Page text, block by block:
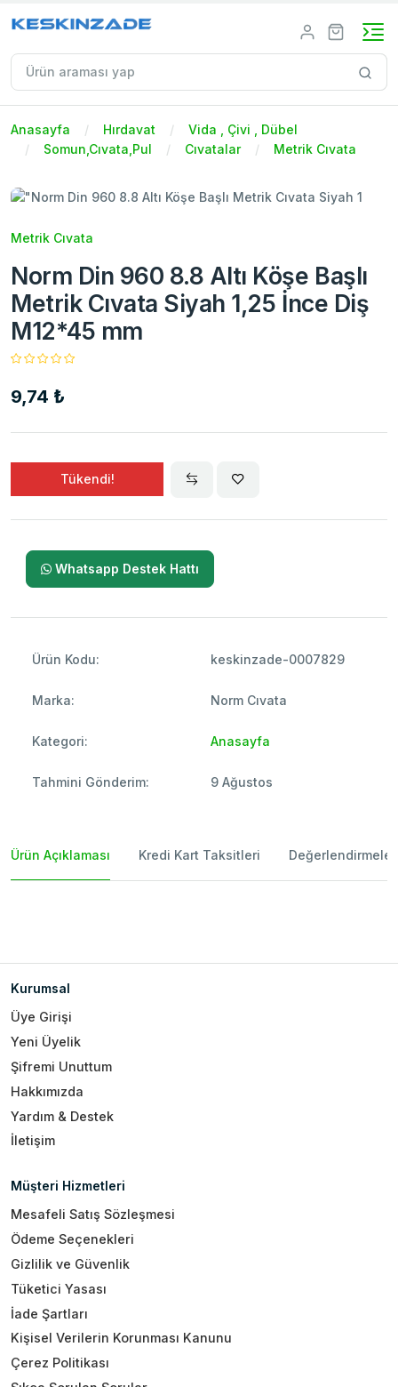
Anasayfa Hırdavat
Vida , Çivi , Dübel
Somun,Cıvata,Pul
Cıvatalar Metrik Cıvata
Metrik Cıvata
Norm Din 960 8.8 Altı Köşe Başlı
Metrik Cıvata Siyah 1,25 İnce Diş
M12*45 mm
9,74 ₺
Tükendi!
Whatsapp Destek Hattı
Ürün Kodu: keskinzade-0007829
Marka: Norm Cıvata
Kategori: Anasayfa
Tahmini Gönderim: 9 Ağustos
Ürün Açıklaması Kredi Kart Taksitleri Değerlendirmeler
Kurumsal
Üye Girişi
Yeni Üyelik
Şifremi Unuttum
Hakkımızda
Yardım & Destek
İletişim
Müşteri Hizmetleri
Mesafeli Satış Sözleşmesi
Ödeme Seçenekleri
Gizlilik ve Güvenlik
Tüketici Yasası
İade Şartları
Kişisel Verilerin Korunması Kanunu
Çerez Politikası